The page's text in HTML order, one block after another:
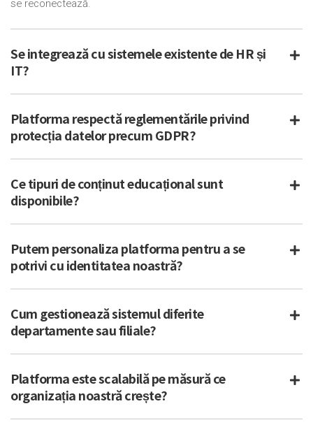
se reconectează.
Se integrează cu sistemele existente de HR și
IT?
Platforma respectă reglementările privind
protecția datelor precum GDPR?
Ce tipuri de conținut educațional sunt
disponibile?
Putem personaliza platforma pentru a se
potrivi cu identitatea noastră?
Cum gestionează sistemul diferite
departamente sau filiale?
Platforma este scalabilă pe măsură ce
organizația noastră crește?